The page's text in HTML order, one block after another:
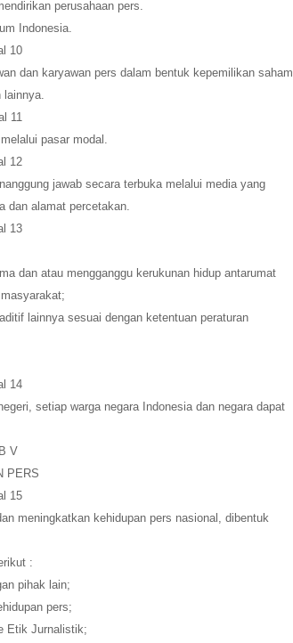
perusahaan pers.
Indonesia.
10
dan karyawan pers dalam bentuk kepemilikan saham
lainnya.
11
pasar modal.
12
jawab secara terbuka melalui media yang
dan alamat percetakan.
13
dan atau mengganggu kerukunan hidup antarumat
lainnya sesuai dengan ketentuan peraturan
14
setiap warga negara Indonesia dan negara dapat
V
PERS
15
meningkatkan kehidupan pers nasional, dibentuk
:
pihak lain;
pers;
Etik Jurnalistik;